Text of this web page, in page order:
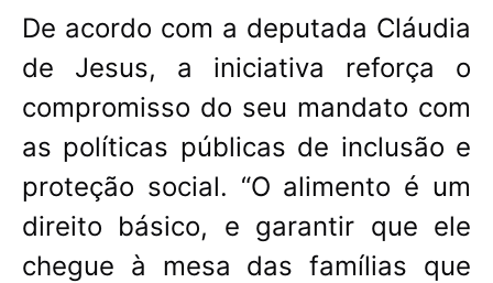
De acordo com a deputada Cláudia
de Jesus, a iniciativa reforça o
compromisso do seu mandato com
as políticas públicas de inclusão e
proteção social. “O alimento é um
direito básico, e garantir que ele
chegue à mesa das famílias que